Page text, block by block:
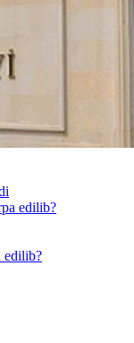
edilib?